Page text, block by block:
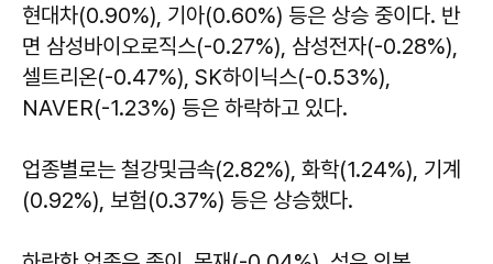
현대차(0.90%), 기아(0.60%) 등은 상승 중이다. 반
면 삼성바이오로직스(-0.27%), 삼성전자(-0.28%),
셀트리온(-0.47%), SK하이닉스(-0.53%),
NAVER(-1.23%) 등은 하락하고 있다.
업종별로는 철강및금속(2.82%), 화학(1.24%), 기계
(0.92%), 보험(0.37%) 등은 상승했다.